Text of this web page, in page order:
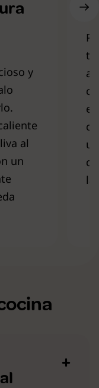
y
al
un
tu
la